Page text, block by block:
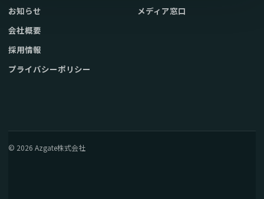
お知らせ
会社概要
採用情報
プライバシーポリシー
メディア窓口
© 2026 Azgate株式会社